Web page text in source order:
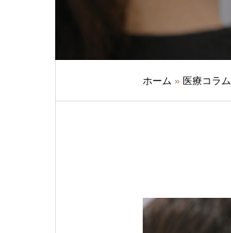
ホーム » 医療コラム